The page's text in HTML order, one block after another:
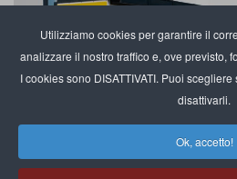
Utilizziamo cookies per garantire il
analizzare il nostro traffico e, ove previsto,
I cookies sono DISATTIVATI. Puoi
disattivarli.
Ok, accetto!